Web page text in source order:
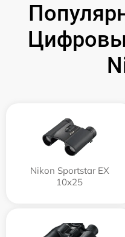
Nikon Sportstar EX
10x25